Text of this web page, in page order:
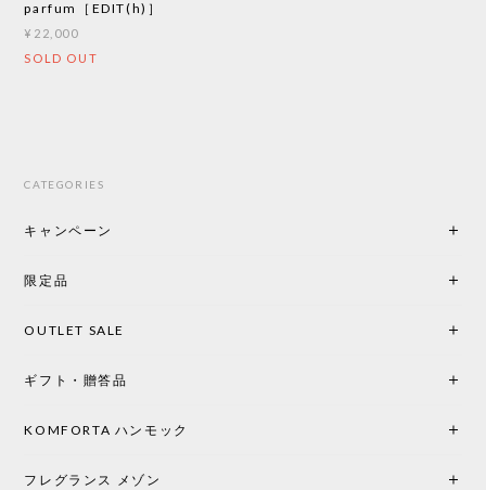
parfum［EDIT(h)］
¥22,000
SOLD OUT
CATEGORIES
キャンペーン
限定品
OUTLET SALE
ギフト・贈答品
KOMFORTA ハンモック
フレグランス メゾン